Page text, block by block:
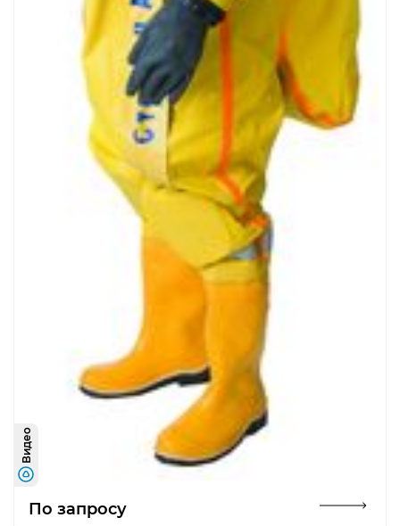
Видео
По запросу